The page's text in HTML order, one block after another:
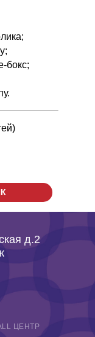
бокс;
д.2
ЦЕНТР